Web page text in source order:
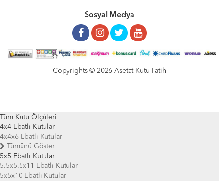
Sosyal Medya
Copyrights © 2026 Asetat Kutu Fatih
Tüm Kutu Ölçüleri
4x4 Ebatlı Kutular
4x4x6 Ebatlı Kutular
Tümünü Göster
5x5 Ebatlı Kutular
5.5x5.5x11 Ebatlı Kutular
5x5x10 Ebatlı Kutular